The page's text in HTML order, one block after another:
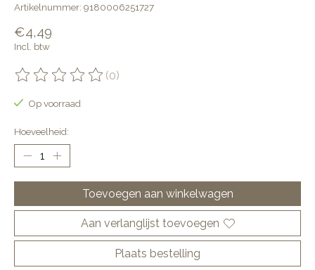
Artikelnummer: 9180006251727
€4,49
Incl. btw
De beoordeling van dit product is
(0)
Op voorraad
Hoeveelheid:
Toevoegen aan winkelwagen
Aan verlanglijst toevoegen
Plaats bestelling